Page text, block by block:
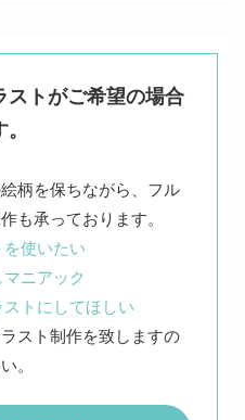
ストがご希望の場合
柄を保ちながら、フル
使いたい
ニアック
トにしてほしい
スト制作を致しますの
。